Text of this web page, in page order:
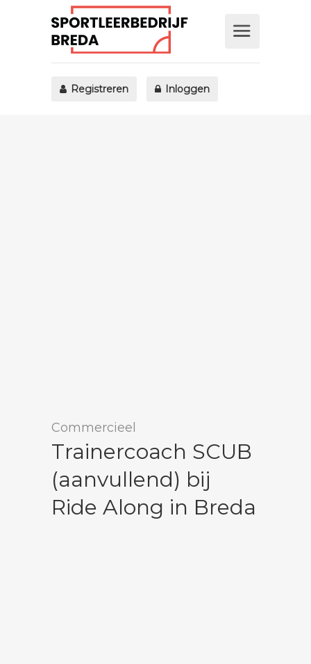
Registreren Inloggen
Commercieel
Trainercoach SCUB
(aanvullend) bij
Ride Along in Breda